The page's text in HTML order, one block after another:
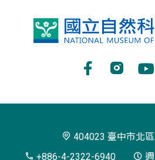
國
博
404023 臺中市北
+886-4-2322-6940